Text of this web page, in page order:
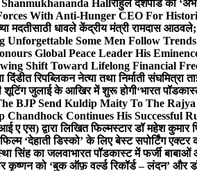
Hallराहुल देशपांडे की
With Anti-Hunger CEO For
मदतीसाठी धावले केंद्रीय मंत्री रामदास
Some Men Follow
Global Peace Leader His
Shift Toward Lifelong Financial
दिंडीत रिपब्लिकन नेत्या तथा निर्माती संघमित्रा
शूटिंग जुलाई के आखिर में शुरू होगी‘भारत
BJP Send Kuldip Maity To The Rajya
Chandhock Continues His Successful
ए एस) द्वारा लिखित फिल्मस्टार डॉ महेश
‘देहाती डिस्को’ के लिए बेस्ट सपोर्टिंग
सिंह का जलवाभारत पॉडकास्ट में फर्जी बाबाओं
कृष्णन को ‘बुक ऑफ़ वर्ल्ड रिकॉर्ड – लंदन’ और